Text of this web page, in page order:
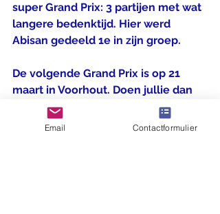
super Grand Prix: 3 partijen met wat
langere bedenktijd. Hier werd
Abisan gedeeld 1e in zijn groep.
De volgende Grand Prix is op 21
maart in Voorhout. Doen jullie dan
weer allemaal mee?
Email Contactformulier